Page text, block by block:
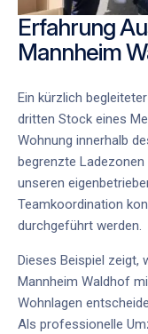
Erfahrung
Mannheim
Ein kürzlich
dritten Stock eines
Wohnung innerhalb
begrenzte
unseren
Teamkoordination
durchgeführt werden.
Dieses Beispiel zeigt,
Mannheim Waldhof
Wohnlagen
Als professionelle